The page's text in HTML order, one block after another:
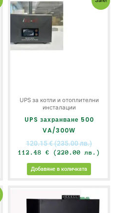
€
UPS за котли и отоплителни
инсталации
UPS захранване 500
VA/300W
120.15€(235.00 лв.)
price
112.48 € (220.00 лв.)
цена
Добавяне в количката